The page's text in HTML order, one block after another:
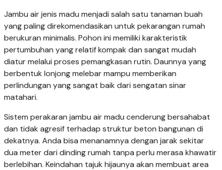
Jambu air jenis madu menjadi salah satu tanaman buah
yang paling direkomendasikan untuk pekarangan rumah
berukuran minimalis. Pohon ini memiliki karakteristik
pertumbuhan yang relatif kompak dan sangat mudah
diatur melalui proses pemangkasan rutin. Daunnya yang
berbentuk lonjong melebar mampu memberikan
perlindungan yang sangat baik dari sengatan sinar
matahari.
Sistem perakaran jambu air madu cenderung bersahabat
dan tidak agresif terhadap struktur beton bangunan di
dekatnya. Anda bisa menanamnya dengan jarak sekitar
dua meter dari dinding rumah tanpa perlu merasa khawatir
berlebihan. Keindahan tajuk hijaunya akan membuat area